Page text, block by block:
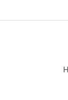
Z